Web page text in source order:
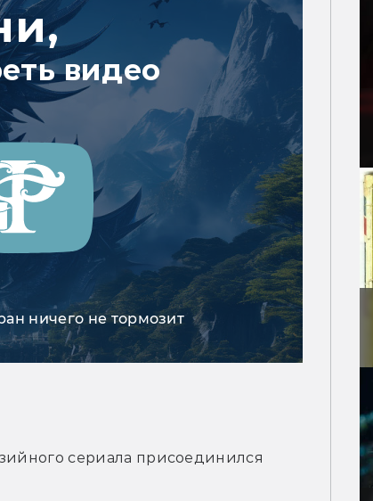
видео
ничего не тормозит
сериала присоединился